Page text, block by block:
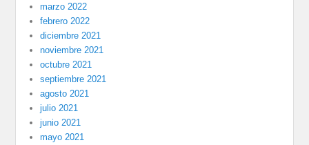
marzo 2022
febrero 2022
diciembre 2021
noviembre 2021
octubre 2021
septiembre 2021
agosto 2021
julio 2021
junio 2021
mayo 2021